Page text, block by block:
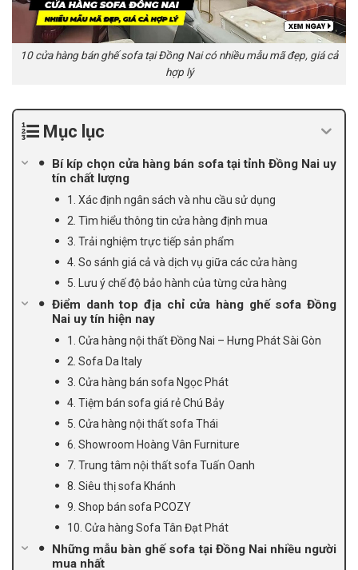
10 cửa hàng bán ghế sofa tại Đồng Nai có nhiều mẫu mã đẹp, giá cả
hợp lý
Mục lục
Bí kíp chọn cửa hàng bán sofa tại tỉnh Đồng Nai uy
tín chất lượng
1. Xác định ngân sách và nhu cầu sử dụng
2. Tìm hiểu thông tin cửa hàng định mua
3. Trải nghiệm trực tiếp sản phẩm
4. So sánh giá cả và dịch vụ giữa các cửa hàng
5. Lưu ý chế độ bảo hành của từng cửa hàng
Điểm danh top địa chỉ cửa hàng ghế sofa Đồng
Nai uy tín hiện nay
1. Cửa hàng nội thất Đồng Nai – Hưng Phát Sài Gòn
2. Sofa Da Italy
3. Cửa hàng bán sofa Ngọc Phát
4. Tiệm bán sofa giá rẻ Chú Bảy
5. Cửa hàng nội thất sofa Thái
6. Showroom Hoàng Vân Furniture
7. Trung tâm nội thất sofa Tuấn Oanh
8. Siêu thị sofa Khánh
9. Shop bán sofa PCOZY
10. Cửa hàng Sofa Tân Đạt Phát
Những mẫu bàn ghế sofa tại Đồng Nai nhiều người
mua nhất